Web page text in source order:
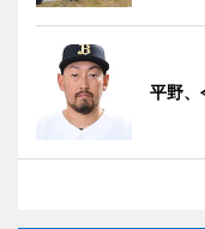
平野